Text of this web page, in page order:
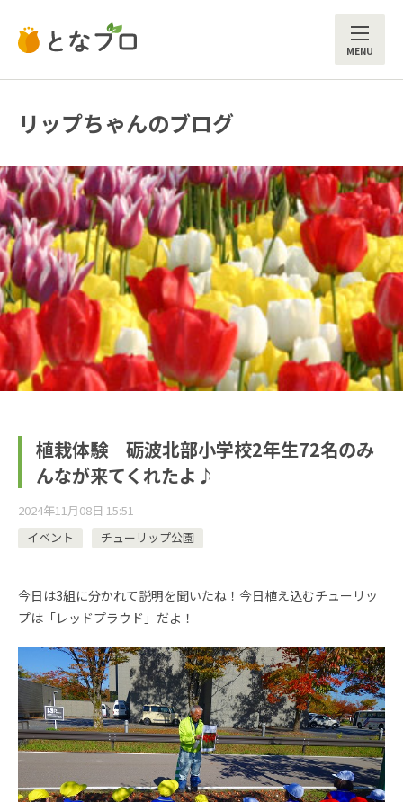
リップちゃんのブログ
植栽体験 砺波北部小学校2年生72名のみ
んなが来てくれたよ♪
2024年11月08日 15:51
イベント
チューリップ公園
今日は3組に分かれて説明を聞いたね！今日植え込むチューリッ
プは「レッドプラウド」だよ！